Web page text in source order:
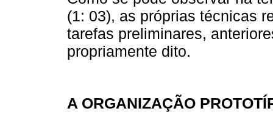
(1: 03), as próprias técnicas
tarefas preliminares,
propriamente dito.
A ORGANIZAÇÃO